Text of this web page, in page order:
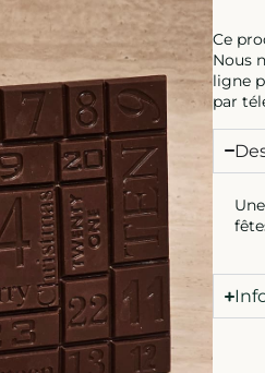
Ce
Nous
ligne
par